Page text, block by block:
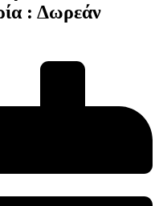
: Δωρεάν